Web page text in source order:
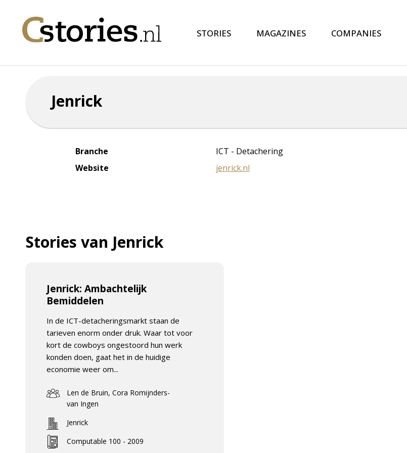
STORIES MAGAZINES COMPANIES
Jenrick
Branche
ICT - Detachering
Website
jenrick.nl
Stories van Jenrick
Jenrick: Ambachtelijk
Bemiddelen
In de ICT-detacheringsmarkt staan de
tarieven enorm onder druk. Waar tot voor
kort de cowboys ongestoord hun werk
konden doen, gaat het in de huidige
economie weer om...
Len de Bruin, Cora Romijnders-
van Ingen
Jenrick
Computable 100 - 2009